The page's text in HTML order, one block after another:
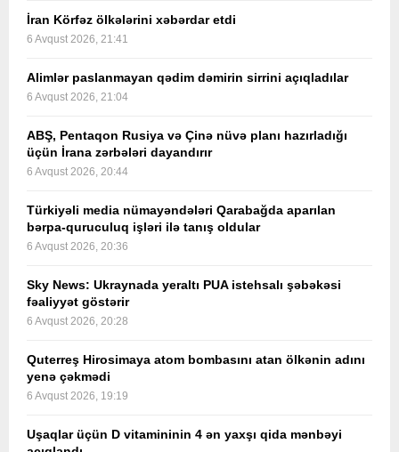
İran Körfəz ölkələrini xəbərdar etdi
6 Avqust 2026, 21:41
Alimlər paslanmayan qədim dəmirin sirrini açıqladılar
6 Avqust 2026, 21:04
ABŞ, Pentaqon Rusiya və Çinə nüvə planı hazırladığı
üçün İrana zərbələri dayandırır
6 Avqust 2026, 20:44
Türkiyəli media nümayəndələri Qarabağda aparılan
bərpa-quruculuq işləri ilə tanış oldular
6 Avqust 2026, 20:36
Sky News: Ukraynada yeraltı PUA istehsalı şəbəkəsi
fəaliyyət göstərir
6 Avqust 2026, 20:28
Quterreş Hirosimaya atom bombasını atan ölkənin adını
yenə çəkmədi
6 Avqust 2026, 19:19
Uşaqlar üçün D vitamininin 4 ən yaxşı qida mənbəyi